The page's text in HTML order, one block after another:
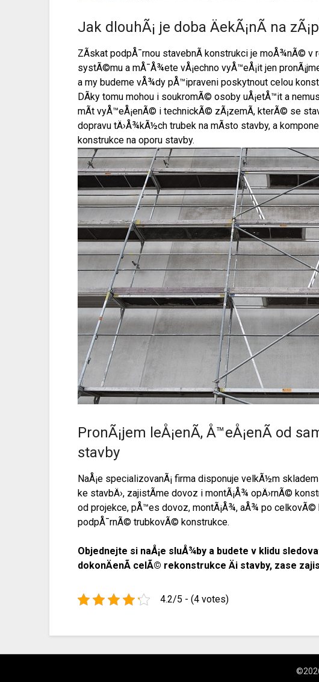
Jak dlouhÃ¡ je doba ÄekÃ¡nÃ­ na
ZÃ­skat podpÅ¯rnou stavebnÃ­ konstrukci je moÅ¾nÃ© v
systÃ©mu a mÅ¯Å¾ete vÅ¡echno vyÅ™eÅ¡it jen
a my budeme vÅ¾dy pÅ™ipraveni poskytnout celou
DÃ­ky tomu mohou i soukromÃ© osoby uÅ¡etÅ™it a
mÃ­t vyÅ™eÅ¡enÃ© i technickÃ© zÃ¡zemÃ­, kterÃ© se
dopravu tÄ›Å¾kÃ½ch trubek na mÃ­sto stavby, a
konstrukce na oporu stavby.
PronÃ¡jem leÅ¡enÃ­, Å™eÅ¡enÃ­ od
stavby
NaÅ¡e specializovanÃ¡ firma disponuje velkÃ½m
ke stavbÄ›, zajistÃ­me dovoz i montÃ¡Å¾ opÄ›rnÃ©
od projekce, pÅ™es dovoz, montÃ¡Å¾, aÅ¾ po
podpÅ¯rnÃ© trubkovÃ© konstrukce.
Objednejte si naÅ¡e sluÅ¾by a budete v klidu
dokonÄenÃ­ celÃ© rekonstrukce Äi stavby, zase
4.2/5 - (4 votes)